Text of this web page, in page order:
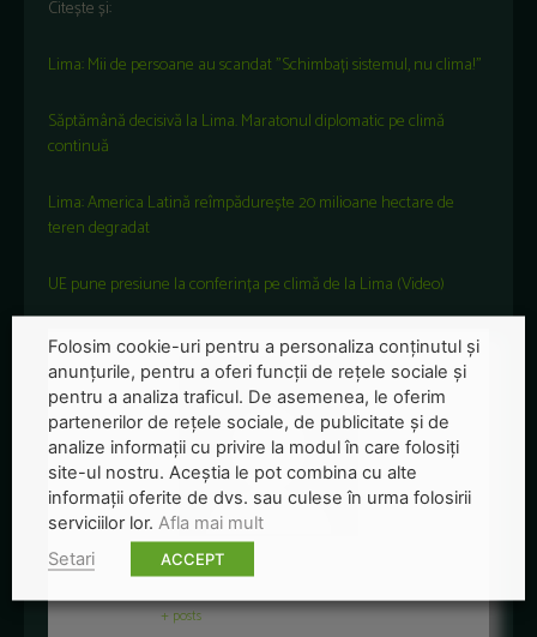
Citește și:
Lima: Mii de persoane au scandat ”Schimbați sistemul, nu clima!”
Săptămână decisivă la Lima. Maratonul diplomatic pe climă
continuă
Lima: America Latină reîmpădurește 20 milioane hectare de
teren degradat
UE pune presiune la conferința pe climă de la Lima (Video)
Redactia-Green-Report
+ posts
Folosim cookie-uri pentru a personaliza conținutul și
anunțurile, pentru a oferi funcții de rețele sociale și
pentru a analiza traficul. De asemenea, le oferim
partenerilor de rețele sociale, de publicitate și de
analize informații cu privire la modul în care folosiți
site-ul nostru. Aceștia le pot combina cu alte
informații oferite de dvs. sau culese în urma folosirii
serviciilor lor. Afla mai mult
Setari
ACCEPT